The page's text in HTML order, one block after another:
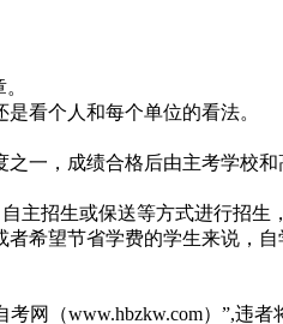
看个人和每个单位的看法。
一，成绩合格后由主考学校
主招生或保送等方式进行招生
希望节省学费的学生来说，自
网（www.hbzkw.com）”,违者